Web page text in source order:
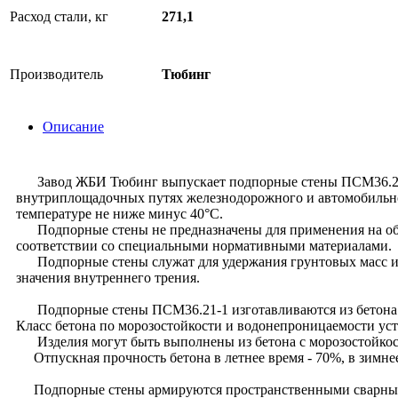
Расход стали, кг 271,1
Производитель Тюбинг
Описание
Завод ЖБИ Тюбинг выпускает подпорные стены
внутриплощадочных путях железнодорожного и
температуре не ниже минус 40°С.
Подпорные стены не предназначены для применения на
соответствии со специальными нормативными материалами.
Подпорные стены служат для удержания грунтовых масс и
значения внутреннего трения.
Подпорные стены ПСМ36.21-1 изготавливаются из
Класс бетона по морозостойкости и водонепроницаемости
Изделия могут быть выполнены из бетона с
Отпускная прочность бетона в летнее время - 70%, в
Подпорные стены армируются пространственными